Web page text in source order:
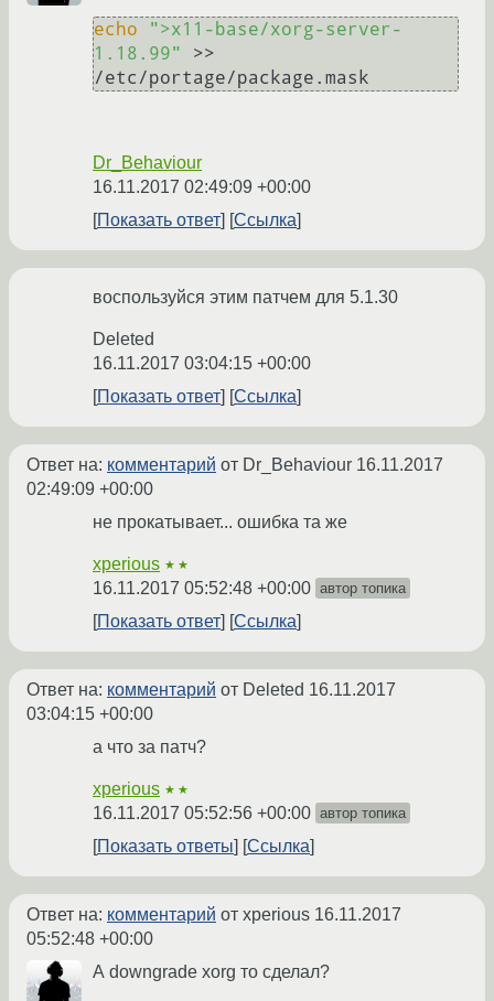
echo
">x11-base/xorg-server-
1.18.99"
>>
Dr_Behaviour
16.11.2017 02:49:09 +00:00
Показать ответ
Ссылка
воспользуйся этим патчем для 5.1.30
Deleted
16.11.2017 03:04:15 +00:00
Показать ответ
Ссылка
Ответ на: комментарий от Dr_Behaviour 16.11.2017
02:49:09 +00:00
не прокатывает... ошибка та же
xperious ★★
16.11.2017 05:52:48 +00:00 автор топика
Показать ответ Ссылка
Ответ на: комментарий от Deleted 16.11.2017
03:04:15 +00:00
а что за патч?
xperious ★★
16.11.2017 05:52:56 +00:00 автор топика
Показать ответы Ссылка
Ответ на: комментарий от xperious 16.11.2017
05:52:48 +00:00
А downgrade xorg то сделал?